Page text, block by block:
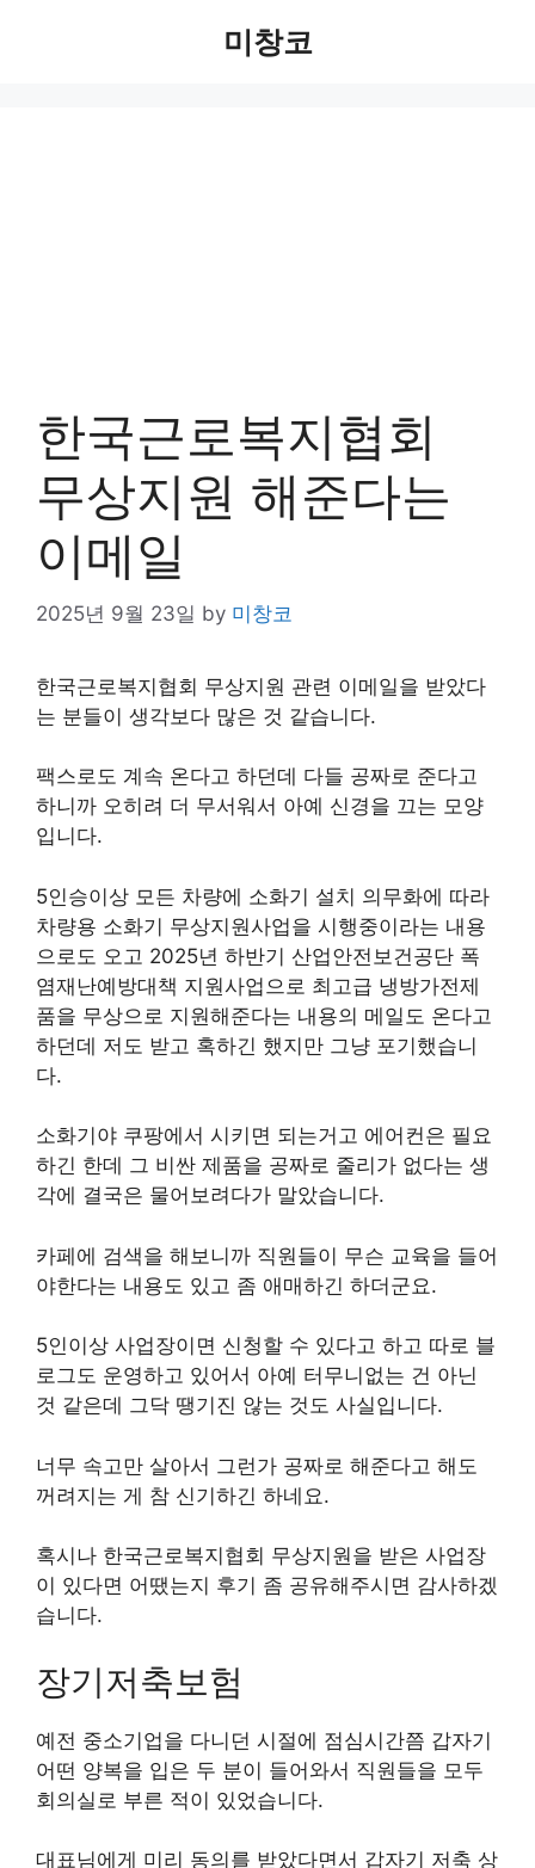
미창코
한국근로복지협회
무상지원 해준다는
이메일
2025년 9월 23일 by 미창코
한국근로복지협회 무상지원 관련 이메일을 받았다
는 분들이 생각보다 많은 것 같습니다.
팩스로도 계속 온다고 하던데 다들 공짜로 준다고
하니까 오히려 더 무서워서 아예 신경을 끄는 모양
입니다.
5인승이상 모든 차량에 소화기 설치 의무화에 따라
차량용 소화기 무상지원사업을 시행중이라는 내용
으로도 오고 2025년 하반기 산업안전보건공단 폭
염재난예방대책 지원사업으로 최고급 냉방가전제
품을 무상으로 지원해준다는 내용의 메일도 온다고
하던데 저도 받고 혹하긴 했지만 그냥 포기했습니
다.
소화기야 쿠팡에서 시키면 되는거고 에어컨은 필요
하긴 한데 그 비싼 제품을 공짜로 줄리가 없다는 생
각에 결국은 물어보려다가 말았습니다.
카페에 검색을 해보니까 직원들이 무슨 교육을 들어
야한다는 내용도 있고 좀 애매하긴 하더군요.
5인이상 사업장이면 신청할 수 있다고 하고 따로 블
로그도 운영하고 있어서 아예 터무니없는 건 아닌
것 같은데 그닥 땡기진 않는 것도 사실입니다.
너무 속고만 살아서 그런가 공짜로 해준다고 해도
꺼려지는 게 참 신기하긴 하네요.
혹시나 한국근로복지협회 무상지원을 받은 사업장
이 있다면 어땠는지 후기 좀 공유해주시면 감사하겠
습니다.
장기저축보험
예전 중소기업을 다니던 시절에 점심시간쯤 갑자기
어떤 양복을 입은 두 분이 들어와서 직원들을 모두
회의실로 부른 적이 있었습니다.
대표님에게 미리 동의를 받았다면서 갑자기 저축 상